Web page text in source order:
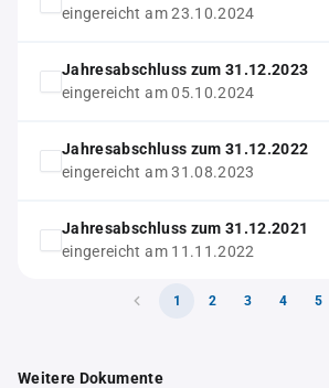
eingereicht am 23.10.2024
Jahresabschluss zum 31.12.2023
eingereicht am 05.10.2024
Jahresabschluss zum 31.12.2022
eingereicht am 31.08.2023
Jahresabschluss zum 31.12.2021
eingereicht am 11.11.2022
1 2 3 4 5
Weitere Dokumente